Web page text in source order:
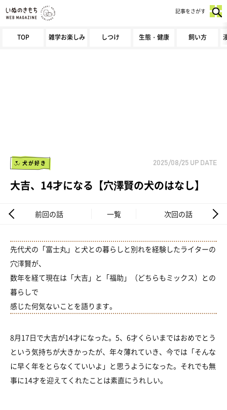
TOP 雑学お楽しみ しつけ 生態・健康 飼い方
記事をさがす
犬が好き 2025/08/25 UP DATE
大吉、14才になる【穴澤賢の犬のはなし】
前回の話 一覧 次回の話
先代犬の「富士丸」と犬との暮らしと別れを経験したライターの
穴澤賢が、
数年を経て現在は「大吉」と「福助」（どちらもミックス）との
暮らしで
感じた何気ないことを語ります。
8月17日で大吉が14才になった。5、6才くらいまではおめでとう
という気持ちが大きかったが、年々薄れていき、今では「そんな
に早く年をとらなくていいよ」と思うようになった。それでも無
事に14才を迎えてくれたことは素直にうれしい。